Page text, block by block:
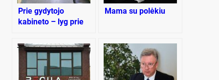
Prie gydytojo
kabineto – lyg prie
Mama su polėkiu